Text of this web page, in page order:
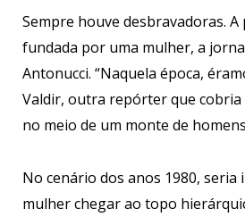
Sempre houve desbravadoras.
fundada por uma mulher, a
Antonucci. “Naquela época,
Valdir, outra repórter que
no meio de um monte de
No cenário dos anos 1980, seria
mulher chegar ao topo